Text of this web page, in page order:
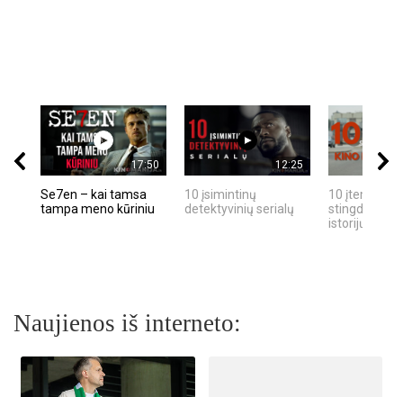
17:50
Se7en – kai tamsa
tampa meno kūriniu
12:25
10 įsimintinų
detektyvinių serialų
10 įtemptų,
stingdančių
istorijų
Naujienos iš interneto: